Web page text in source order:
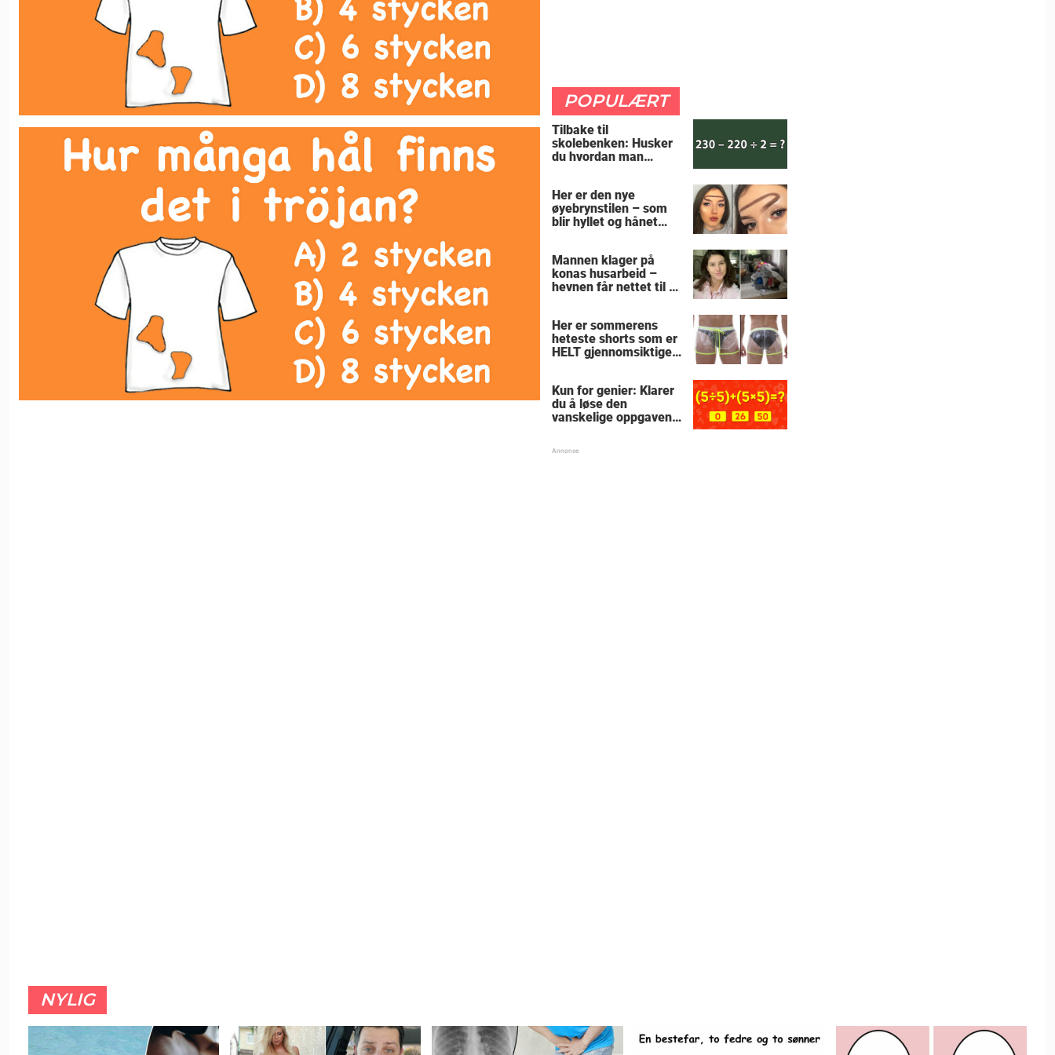
POPULÆRT
Tilbake til
skolebenken: Husker
du hvordan man
Her er den nye
øyebrynstilen – som
blir hyllet og hånet
Mannen klager på
konas husarbeid –
hevnen får nettet til å
Her er sommerens
heteste shorts som er
HELT gjennomsiktige
Kun for genier: Klarer
du å løse den
vanskelige oppgaven
NYLIG